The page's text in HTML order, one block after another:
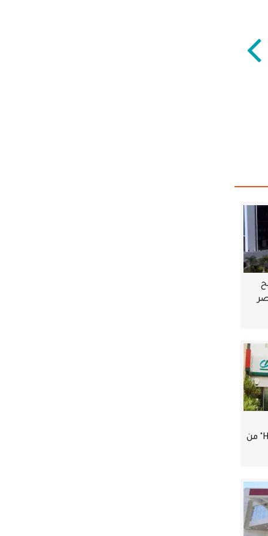
استبدال نقاط "Happy Points" من